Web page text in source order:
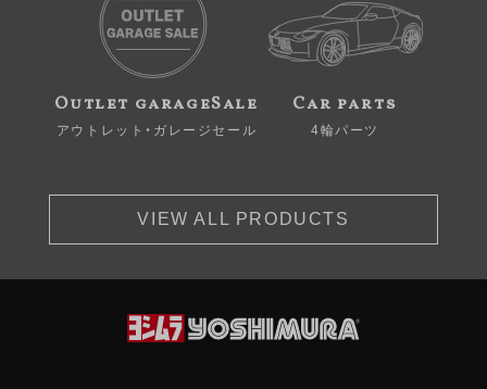
Outlet garageSale
アウトレット・ガレージセール
Car parts
4輪パーツ
VIEW ALL PRODUCTS